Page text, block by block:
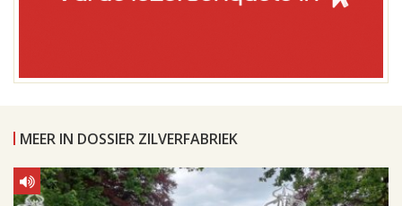
MEER IN DOSSIER ZILVERFABRIEK